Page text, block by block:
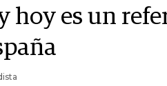
hoy es un